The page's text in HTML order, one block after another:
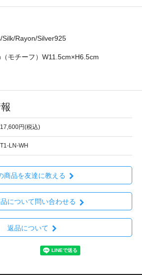
Rayon/Silver925
モチーフ）W11.5cm×H6.5cm
17,600円(税込)
T1-LN-WH
商品を友達に教える
について問い合わせる
返品について